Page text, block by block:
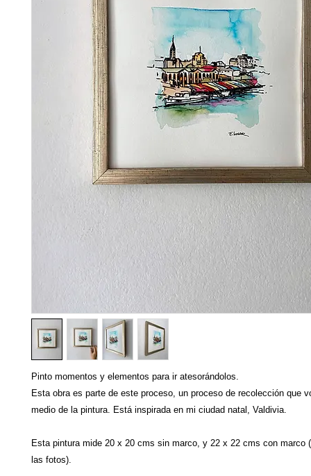
Pinto momentos y elementos para ir atesorándolos.
Esta obra es parte de este proceso, un proceso de recolección que
medio de la pintura. Está inspirada en mi ciudad natal, Valdivia.
Esta pintura mide 20 x 20 cms sin marco, y 22 x 22 cms con marco
las fotos).